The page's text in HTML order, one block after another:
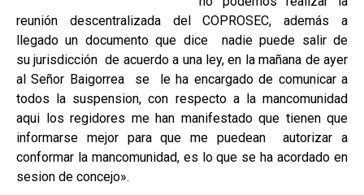
reunión descentralizada del COPROSEC, además a
llegado un documento que dice nadie puede salir de
su jurisdicción de acuerdo a una ley, en la mañana de ayer
al Señor Baigorrea se le ha encargado de comunicar a
todos la suspension, con respecto a la mancomunidad
aqui los regidores me han manifestado que tienen que
informarse mejor para que me puedean autorizar a
conformar la mancomunidad, es lo que se ha acordado en
sesion de concejo».